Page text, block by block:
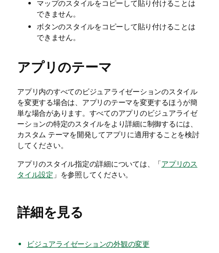
マップのスタイルをコピーして貼り付けることは
できません。
ボタンのスタイルをコピーして貼り付けることは
できません。
アプリのテーマ
アプリ内のすべてのビジュアライゼーションのスタイル
を変更する場合は、アプリのテーマを変更するほうが簡
単な場合があります。すべてのアプリのビジュアライゼ
ーションの特定のスタイルをより詳細に制御するには、
カスタム テーマを開発してアプリに適用することを検討
してください。
アプリのスタイル指定の詳細については、「アプリのス
タイル設定 」を参照してください。
詳細を見る
ビジュアライゼーションの外観の変更